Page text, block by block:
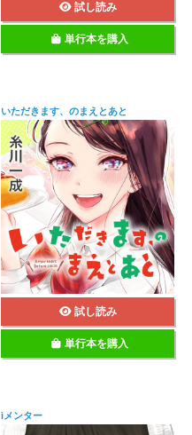
試し読み
単行本を購入
いただきます、のまえとあと
試し読み
単行本を購入
iメンター